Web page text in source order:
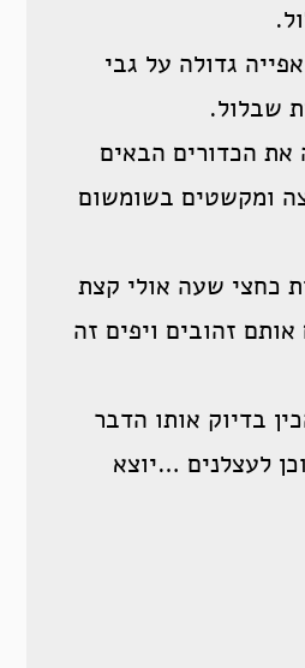
גדולה על גבי
שבלול.
את הכדורים הבאים
ומקשטים בשומשום
מעלות כחצי שעה אולי קצת
זהובים ויפים זה
בדיוק אותו הדבר
לעצלנים …יוצא